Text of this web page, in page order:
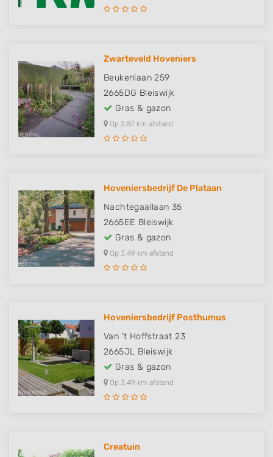
Zwarteveld Hoveniers
Beukenlaan 259
2665DG Bleiswijk
Gras & gazon
Op 2,87 km afstand
Hoveniersbedrijf De Plataan
Nachtegaallaan 35
2665EE Bleiswijk
Gras & gazon
Op 3,49 km afstand
Hoveniersbedrijf Posthumus
Van 't Hoffstraat 23
2665JL Bleiswijk
Gras & gazon
Op 3,49 km afstand
Creatuin